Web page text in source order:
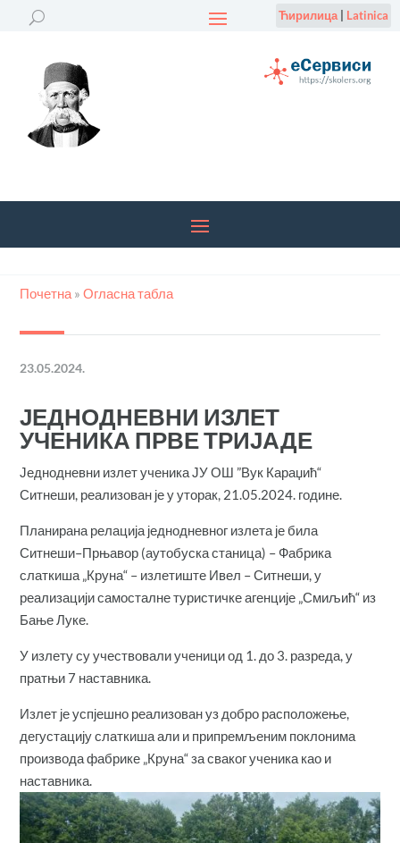
Ћирилица| Latinica
Почетна »Огласна табла
23.05.2024.
ЈЕДНОДНЕВНИ ИЗЛЕТ
УЧЕНИКА ПРВЕ ТРИЈАДЕ
Једнодневни излет ученика ЈУ ОШ ”Вук Караџић“
Ситнеши, реализован је у уторак, 21.05.2024. године.
Планирана релација једнодневног излета је била
Ситнеши–Прњавор (аутобуска станица) – Фабрика
слаткиша „Круна“ – излетиште Ивел – Ситнеши, у
реализацији самосталне туристичке агенције „Смиљић“ из
Бање Луке.
У излету су учествовали ученици од 1. до 3. разреда, у
пратњи 7 наставника.
Излет је успјешно реализован уз добро расположење,
дегустацију слаткиша али и припремљеним поклонима
производа фабрике „Круна“ за сваког ученика као и
наставника.